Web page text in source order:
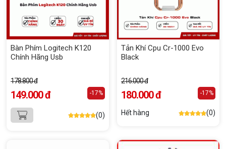
Bàn Phím Logitech K120
Chính Hãng Usb
178.800 đ
149.000 đ -17%
(0)
Tản Khí Cpu Cr-1000 Evo
Black
216.000 đ
180.000 đ -17%
Hết hàng (0)